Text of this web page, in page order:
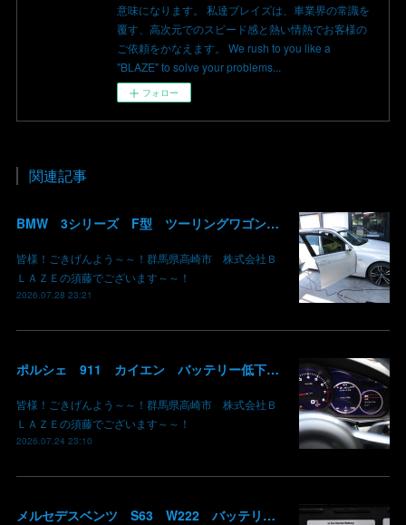
意味になります。 私達ブレイズは、車業界の常識を
覆す、高次元でのスピード感と熱い情熱でお客様の
ご依頼をかなえます。 We rush to you like a
"BLAZE" to solve your problems...
フォロー
関連記事
BMW 3シリーズ F型 ツーリングワゴン コーディング デイライト 有効化 群馬 高崎
皆様！ごきげんよう～～！群馬県高崎市 株式会社Ｂ
ＬＡＺＥの須藤でございます～～！
2026.07.28 23:21
ポルシェ 911 カイエン バッテリー低下 車両エレクトリカルシステムエラー リチウムイオンバッテリー復旧 バッテリー上がり 充電できない ポルシェ修理 現車無し修理 群馬県 高崎 株式会社BLAZE
皆様！ごきげんよう～～！群馬県高崎市 株式会社Ｂ
ＬＡＺＥの須藤でございます～～！
2026.07.24 23:10
メルセデスベンツ S63 W222 バッテリー低下 車両エレクトリカルシステムエラー リチウムイオンバッテリー復旧 バッテリー上がり 充電できない ベンツ修理 現車無し修理 群馬県 高崎